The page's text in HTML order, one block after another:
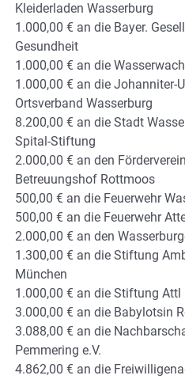
Kleiderladen Wasserburg
1.000,00 € an die Bayer.
Gesundheit
1.000,00 € an die
1.000,00 € an die Johanniter-
Ortsverband Wasserburg
8.200,00 € an die Stadt
Spital-Stiftung
2.000,00 € an den
Betreuungshof Rottmoos
500,00 € an die Feuerwehr
500,00 € an die Feuerwehr
2.000,00 € an den
1.300,00 € an die Stiftung
München
1.000,00 € an die Stiftung Attl
3.000,00 € an die Babylotsin
3.088,00 € an die
Pemmering e.V.
4.862,00 € an die